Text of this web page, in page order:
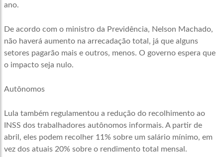
ano.
De acordo com o ministro da Previdência, Nelson Machado,
não haverá aumento na arrecadação total, já que alguns
setores pagarão mais e outros, menos. O governo espera que
o impacto seja nulo.
Autônomos
Lula também regulamentou a redução do recolhimento ao
INSS dos trabalhadores autônomos informais. A partir de
abril, eles podem recolher 11% sobre um salário mínimo, em
vez dos atuais 20% sobre o rendimento total mensal.